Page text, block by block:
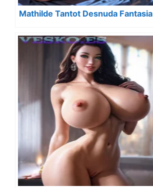
Mathilde Tantot Desnuda Fantasia